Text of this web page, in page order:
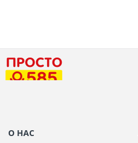
О НАС